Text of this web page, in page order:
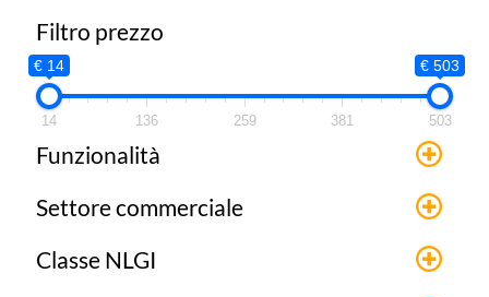
Filtro prezzo
€ 14 € 503
14 136 259 381 503
Funzionalità
Settore commerciale
Classe NLGI